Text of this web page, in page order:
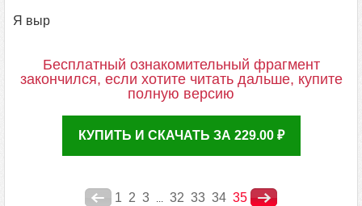
Я выр
Бесплатный ознакомительный фрагмент
закончился, если хотите читать дальше, купите
полную версию
КУПИТЬ И СКАЧАТЬ ЗА 229.00 ₽
1 2 3 ... 32 33 34 35